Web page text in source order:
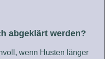
abgeklärt werden?
wenn Husten länger